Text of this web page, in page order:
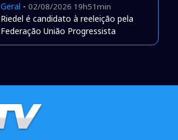
Geral - 02/08/2026 19h51min
Riedel é candidato à reeleição pela
Federação União Progressista